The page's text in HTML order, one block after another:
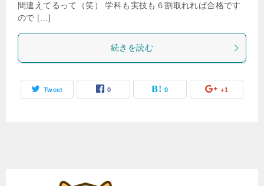
間違えてるって（笑） 学科も実技も６割取れれば合格です
ので […]
続きを読む
Tweet 0 0 +1